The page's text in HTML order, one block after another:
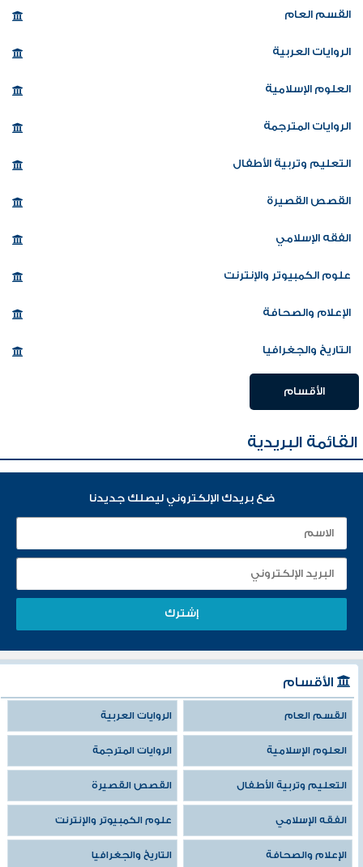
القسم العام
الروايات العربية
العلوم الإسلامية
الروايات المترجمة
التعليم وتربية الأطفال
القصص القصيرة
الفقه الإسلامي
علوم الكمبيوتر والإنترنت
الإعلام والصحافة
التاريخ والجغرافيا
الأقسام
القائمة البريدية
ضع بريدك الإلكتروني ليصلك جديدنا
الأقسام
القسم العام الروايات العربية
العلوم الإسلامية الروايات المترجمة
التعليم وتربية الأطفال القصص القصيرة
الفقه الإسلامي علوم الكمبيوتر والإنترنت
الإعلام والصحافة التاريخ والجغرافيا